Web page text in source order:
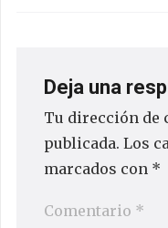
Deja una
Tu dirección de
publicada. Los
marcados con *